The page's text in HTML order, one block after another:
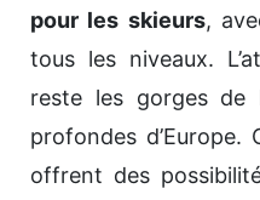
pour les skieurs,
tous les niveaux.
reste les gorges de
profondes d’Europe.
offrent des